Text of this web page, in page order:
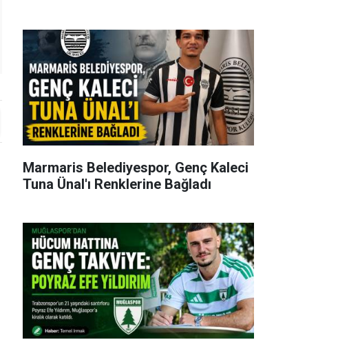
Marmaris Belediyespor, Genç Kaleci
Tuna Ünal'ı Renklerine Bağladı